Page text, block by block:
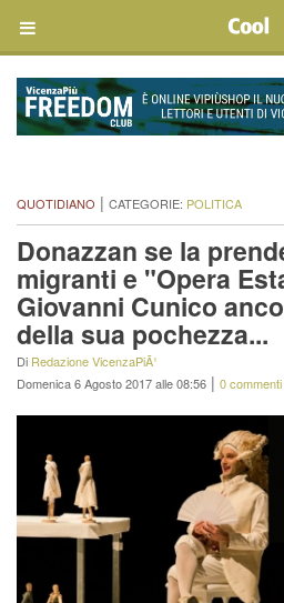
QUOTIDIANO | CATEGORIE: POLITICA
Donazzan se la
migranti e "Opera
Giovanni Cunico
della sua pochezza...
Di Redazione VicenzaPiÃ¹
Domenica 6 Agosto 2017 alle 08:56 | 0 commenti